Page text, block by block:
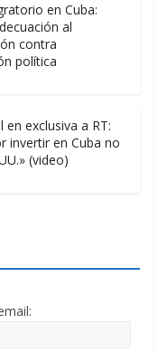
en Cuba:
al
contra
política
en exclusiva a RT:
invertir en Cuba no
(video)